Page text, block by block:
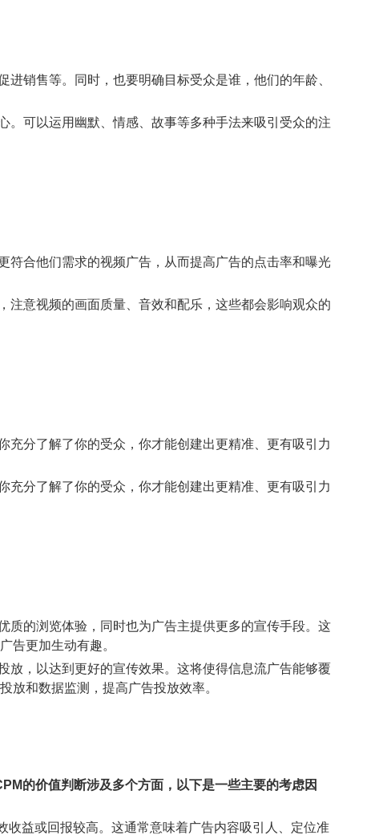
销售等。同时，也要明确目标受众是谁，他们的年龄、
。可以运用幽默、情感、故事等多种手法来吸引受众的注
符合他们需求的视频广告，从而提高广告的点击率和曝光
注意视频的画面质量、音效和配乐，这些都会影响观众的
分了解了你的受众，你才能创建出更精准、更有吸引力
分了解了你的受众，你才能创建出更精准、更有吸引力
质的浏览体验，同时也为广告主提供更多的宣传手段。这
告更加生动有趣。
放，以达到更好的宣传效果。这将使得信息流广告能够覆
放和数据监测，提高广告投放效率。
的价值判断涉及多个方面，以下是一些主要的考虑因
益或回报较高。这通常意味着广告内容吸引人、定位准